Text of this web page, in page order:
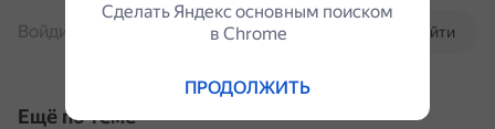
Войти
Войдите, чтобы комментировать
Ещё по теме
Сделать Яндекс основным поиском
в Сhrome
ПРОДОЛЖИТЬ